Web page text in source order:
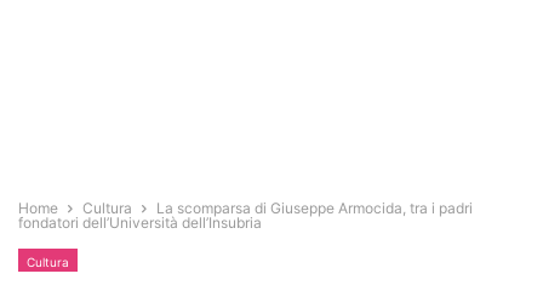
Home Cultura
La scomparsa di Giuseppe Armocida, tra i padri
fondatori dell’Università dell’Insubria
Cultura